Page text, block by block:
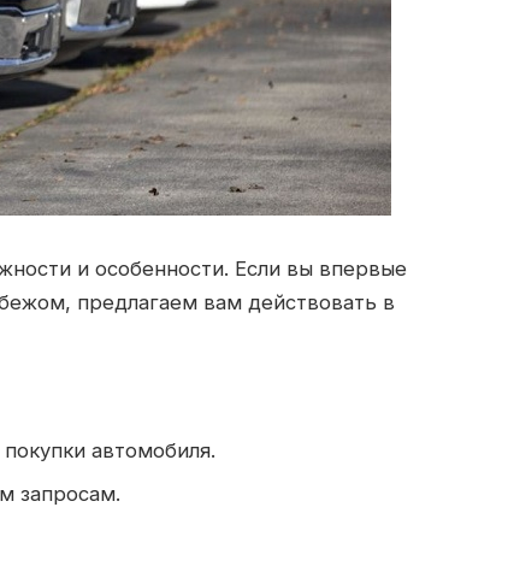
и особенности. Если вы впервые
предлагаем вам действовать в
автомобиля.
запросам.